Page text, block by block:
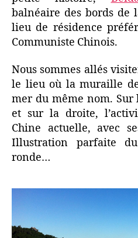
balnéaire des bords de
lieu de résidence
Communiste Chinois.
Nous sommes allés
le lieu où la muraille
mer du même nom.
et sur la droite,
Chine actuelle, avec
Illustration parfaite
ronde…